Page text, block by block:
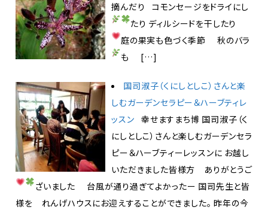
摘んだり コモンセージをドライにし
たり ディルシードを干したり
庭の果実も色づく季節
秋のバラ
も […]
国司淑子（くにしとしこ）さんと楽
しむガーデンセラピー＆ハーブティレ
ッスン 幸せますまち博 国司淑子（く
にしとしこ）さんと楽しむガーデンセラ
ピー＆ハーブティーレッスンに お越し
いただきました皆様方 ありがとうご
ざいました 台風が通り過ぎてよかったー 国司先生と皆
様を れんげハウスにお迎えすることができました。 昨年の今